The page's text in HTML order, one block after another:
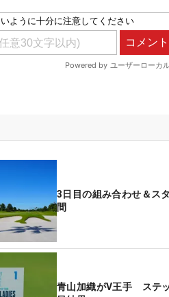
3日目の組み合わせ＆ス
間
青山加織がV王手 ステ